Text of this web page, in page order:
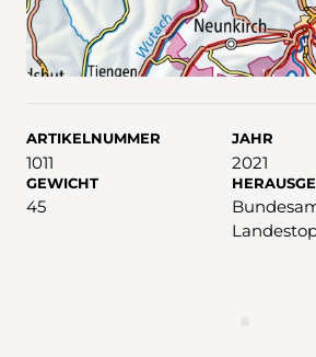
ARTIKELNUMMER
1011
JAHR
2021
GEWICHT
45